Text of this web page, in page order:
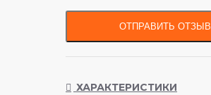
ОТПРАВИТЬ ОТЗЫВ
ХАРАКТЕРИСТИКИ